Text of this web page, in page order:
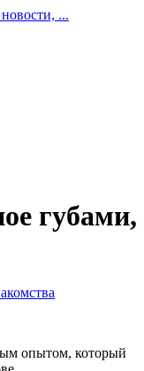
...
губами,
опытом, который